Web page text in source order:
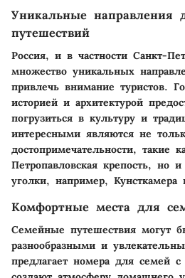
Уникальные направления
путешествий
Россия, и в частности Санкт-
множество уникальных
привлечь внимание туристов.
историей и архитектурой
погрузиться в культуру и
интересными являются не
достопримечательности, такие
Петропавловская крепость, но
уголки, например,
Комфортные места для
Семейные путешествия могут
разнообразными и
предлагает номера для семей с